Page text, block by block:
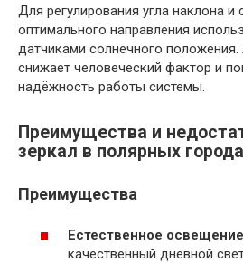
Для регулирования угла наклона и
оптимального направления
датчиками солнечного положения.
снижает человеческий фактор и
надёжность работы системы.
Преимущества и
зеркал в полярных
Преимущества
Естественное
качественный дневной